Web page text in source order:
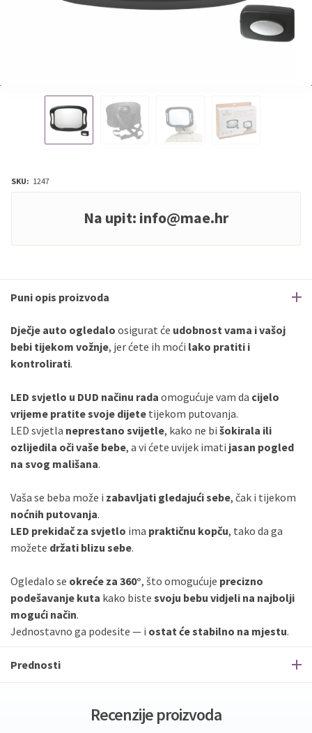
SKU: 1247
Na upit: info@mae.hr
Puni opis proizvoda
Dječje auto ogledalo osigurat će udobnost vama i vašoj
bebi tijekom vožnje, jer ćete ih moći lako pratiti i
kontrolirati.
LED svjetlo u DUD načinu rada omogućuje vam da cijelo
vrijeme pratite svoje dijete tijekom putovanja.
LED svjetla neprestano svijetle, kako ne bi šokirala ili
ozlijedila oči vaše bebe, a vi ćete uvijek imati jasan pogled
na svog mališana.
Vaša se beba može i zabavljati gledajući sebe, čak i tijekom
noćnih putovanja.
LED prekidač za svjetlo ima praktičnu kopču, tako da ga
možete držati blizu sebe.
Ogledalo se okreće za 360°, što omogućuje precizno
podešavanje kuta kako biste svoju bebu vidjeli na najbolji
mogući način.
Jednostavno ga podesite — i ostat će stabilno na mjestu.
Prednosti
Recenzije proizvoda